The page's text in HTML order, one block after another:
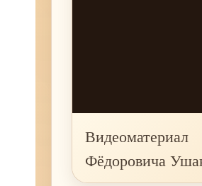
Фёдоровича